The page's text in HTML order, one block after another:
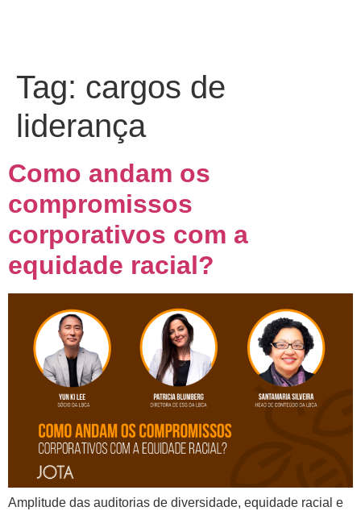
Tag: cargos de
liderança
Como andam os
compromissos
corporativos com a
equidade racial?
Amplitude das auditorias de diversidade, equidade racial e